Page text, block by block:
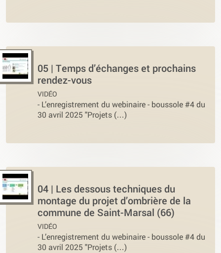
05 | Temps d’échanges et prochains
rendez-vous
VIDÉO
- L’enregistrement du webinaire - boussole #4 du
30 avril 2025 "Projets (…)
04 | Les dessous techniques du
montage du projet d’ombrière de la
commune de Saint-Marsal (66)
VIDÉO
- L’enregistrement du webinaire - boussole #4 du
30 avril 2025 "Projets (…)